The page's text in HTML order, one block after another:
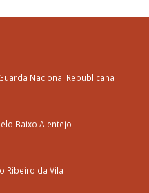
Nacional Republicana
Baixo Alentejo
Ribeiro da Vila